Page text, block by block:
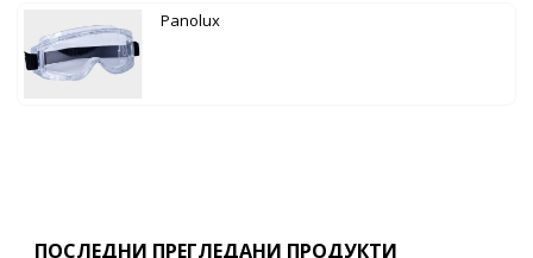
Panolux
ПОСЛЕДНИ ПРЕГЛЕДАНИ ПРОДУКТИ